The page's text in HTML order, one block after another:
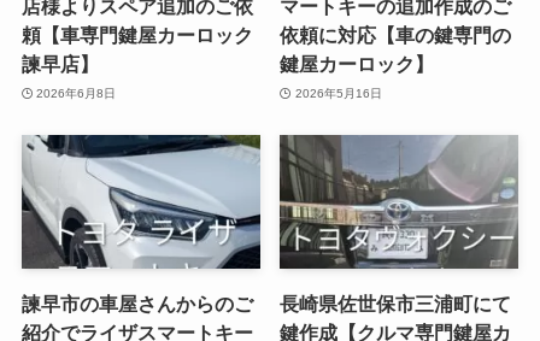
店様よりスペア追加のご依
頼【車専門鍵屋カーロック
諫早店】
2026年6月8日
マートキーの追加作成のご
依頼に対応【車の鍵専門の
鍵屋カーロック】
2026年5月16日
諫早市の車屋さんからのご
紹介でライザスマートキー
長崎県佐世保市三浦町にて
鍵作成【クルマ専門鍵屋カ